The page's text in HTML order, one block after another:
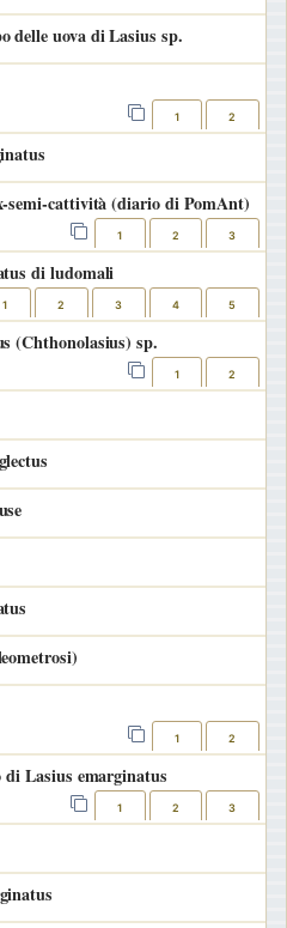
delle uova di Lasius sp.
1 2
semi-cattività (diario di PomAnt)
1 2 3
di ludomali
1 2 3 4 5
(Chthonolasius) sp.
1 2
1 2
Lasius emarginatus
1 2 3